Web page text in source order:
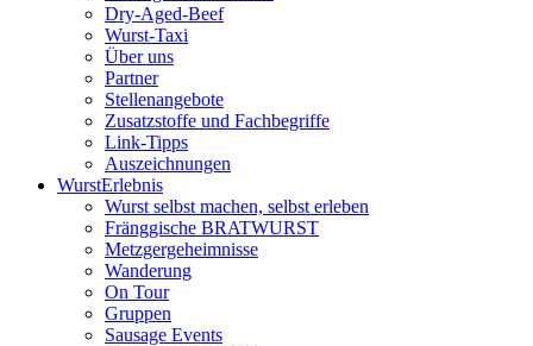
Dry-Aged-Beef
Wurst-Taxi
Über uns
Partner
Stellenangebote
Zusatzstoffe und Fachbegriffe
Link-Tipps
Auszeichnungen
WurstErlebnis
Wurst selbst machen, selbst erleben
Fränggische BRATWURST
Metzgergeheimnisse
Wanderung
On Tour
Gruppen
Sausage Events